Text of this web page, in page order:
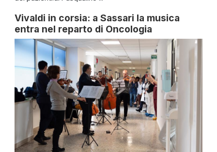
Vivaldi in corsia: a Sassari la musica
entra nel reparto di Oncologia